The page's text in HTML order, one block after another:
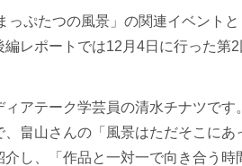
っぷたつの風景」の関連イベント
編レポートでは12月4日に行った第
アテーク学芸員の清水チナツです。
畠山さんの「風景はただそこに
介し、「作品と一対一で向き合う